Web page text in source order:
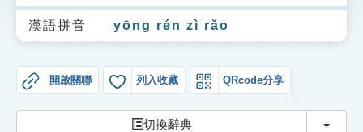
生字詞彙表
成語故事
索引選單
漢語拼音 yōng rén zì rǎo
開啟關聯 列入收藏 QRcode分享
切換辭典 切換